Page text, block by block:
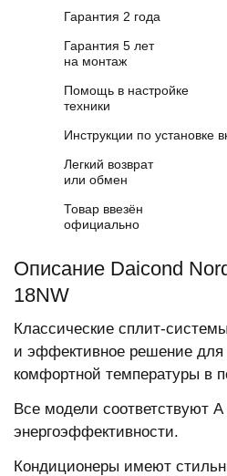
Гарантия 2 года
Гарантия 5 лет
на монтаж
Помощь в настройке
техники
Инструкции по установке
Легкий возврат
или обмен
Товар ввезён
официально
Описание Daicond
18NW
Классические сплит-
и эффективное решение для
комфортной температуры в
Все модели соответствуют А
энергоэффективности.
Кондиционеры имеют